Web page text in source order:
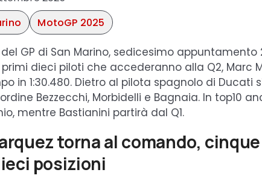
MotoGP 2025
del GP di San Marino, sedicesimo appuntamento
dieci piloti che accederanno alla Q2, Marc
in 1:30.480. Dietro al pilota spagnolo di Ducati
Bezzecchi, Morbidelli e Bagnaia. In top10
mentre Bastianini partirà dal Q1.
torna al comando,
posizioni